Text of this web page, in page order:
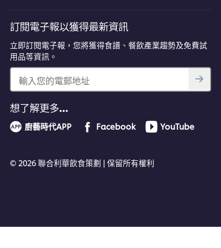
訂閱電子報以獲得最新資訊
立即訂閱電子報，您將獲得食譜、餐飲產業趨勢及免費試
用品等資訊。
輸入您的電郵地址
想了解更多…
廚藝時代APP Facebook YouTube
© 2026 聯合利華飲食策劃 | 保留所有權利